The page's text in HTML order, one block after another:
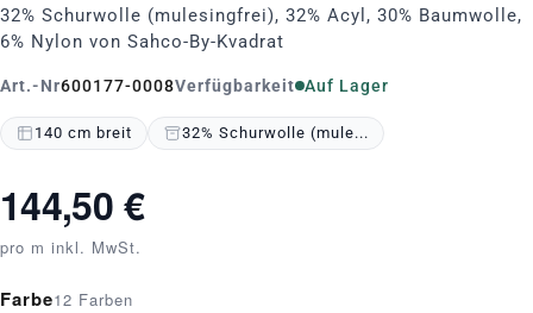
32% Schurwolle (mulesingfrei), 32% Acyl, 30% Baumwolle,
6% Nylon von Sahco-By-Kvadrat
Art.-Nr600177-0008Verfügbarkeit Auf Lager
140 cm breit 32% Schurwolle (mule...
144,50 €
pro m inkl. MwSt.
Farbe12 Farben